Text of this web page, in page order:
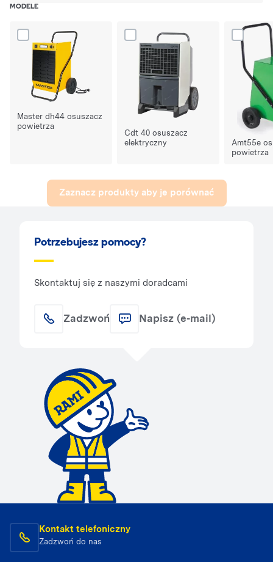
MODELE
Dodaj produkt Master dh44 osuszacz powietrza do porównania
Master dh44 osuszacz
powietrza
Dodaj produkt Cdt 40 osuszacz
Cdt 40 osuszacz
elektryczny
Dodaj
Amt55e
powietrza
Zaznacz produkty aby je porównać
Potrzebujesz pomocy?
Skontaktuj się z naszymi doradcami
Zadzwoń Napisz (e-mail)
Kontakt telefoniczny
Zadzwoń do nas